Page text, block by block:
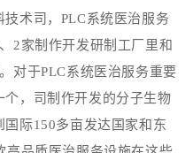
术司，PLC系统医治服务
2家制作开发研制工厂里和
对于PLC系统医治服务重要
，司制作开发的分子生物
际150多亩发达国家和东